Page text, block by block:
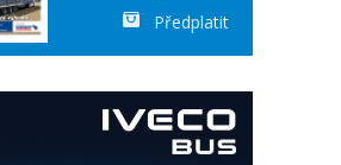
Předplatit